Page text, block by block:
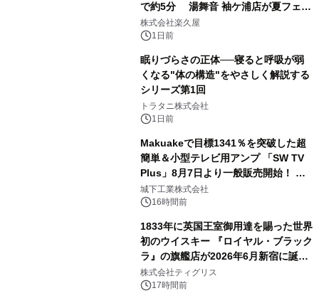
で約5分 湯舞音 袖ケ浦店が夏フェア
メニューを提供
株式会社楽久屋
1日前
眠りづらさの正体──寝ると呼吸が弱
くなる"体の構造"をやさしく解説する
シリーズ第1回
トラタニ株式会社
1日前
Makuakeで目標1341％を突破した超
簡単＆小型テレビ用アンプ 「SW TV
Plus」8月7日より一般販売開始！ ケ
ーブル1本つなぐだけ、テレビの音が
ぐっと豊かに
城下工業株式会社
16時間前
1833年に英国王室御用達を賜った世界
初のウイスキー 『ロイヤル・ブラック
ラ』の旗艦店が2026年6月新宿に誕
生 バカルディ ジャパンと連携した
没入型バー「BAR Arca」
株式会社ティグリス
17時間前